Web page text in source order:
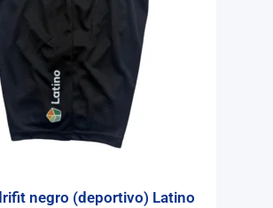
negro (deportivo) Latino